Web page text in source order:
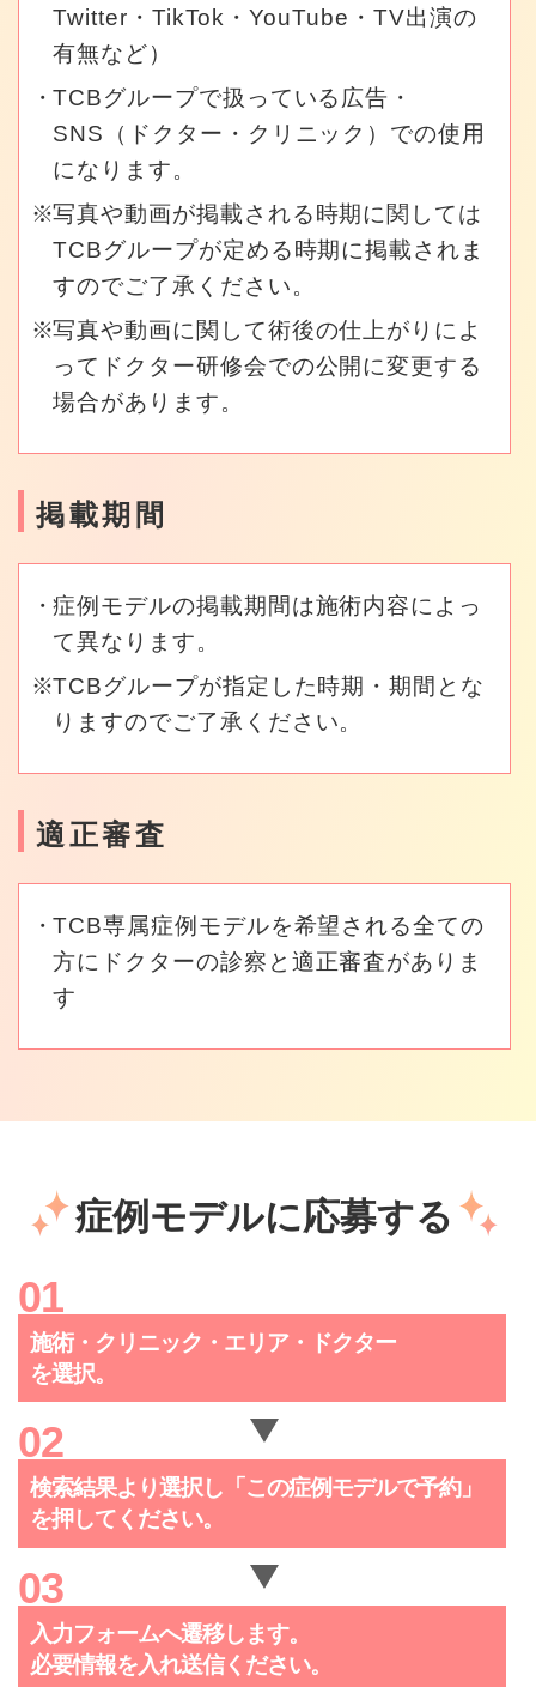
Twitter・TikTok・YouTube・TV出演の
有無など）
TCBグループで扱っている広告・
SNS（ドクター・クリニック）での使用
になります。
写真や動画が掲載される時期に関しては
TCBグループが定める時期に掲載されま
すのでご了承ください。
写真や動画に関して術後の仕上がりによ
ってドクター研修会での公開に変更する
場合があります。
掲載期間
症例モデルの掲載期間は施術内容によっ
て異なります。
TCBグループが指定した時期・期間とな
りますのでご了承ください。
適正審査
TCB専属症例モデルを希望される全ての
方にドクターの診察と適正審査がありま
す
症例モデルに応募する
施術・クリニック・ エリア・ドクター
を選択。
検索結果より選択し「この症例モデルで予約」
を押してください。
入力フォームへ遷移します。
必要情報を入れ送信ください。